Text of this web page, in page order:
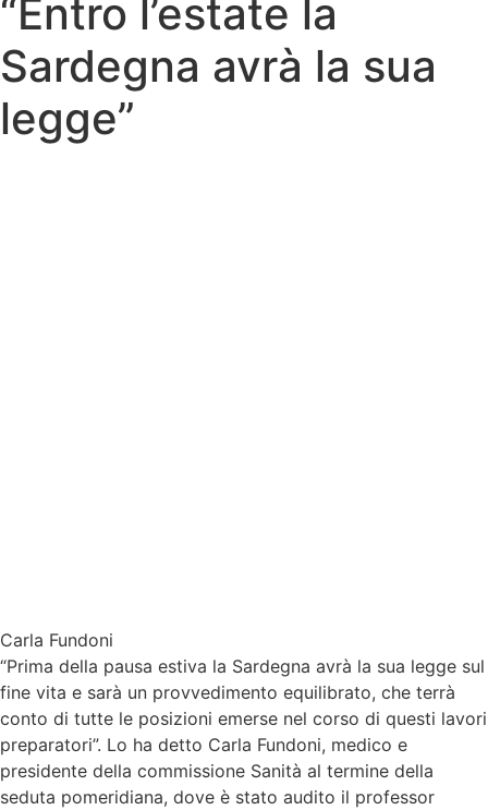
“Entro l’estate la
Sardegna avrà la sua
legge”
Carla Fundoni
“Prima della pausa estiva la Sardegna avrà la sua legge sul
fine vita e sarà un provvedimento equilibrato, che terrà
conto di tutte le posizioni emerse nel corso di questi lavori
preparatori”. Lo ha detto Carla Fundoni, medico e
presidente della commissione Sanità al termine della
seduta pomeridiana, dove è stato audito il professor